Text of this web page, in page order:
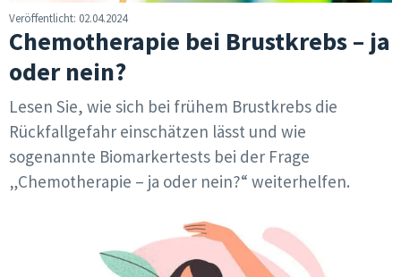
Veröffentlicht: 02.04.2024
Chemotherapie bei Brustkrebs – ja
oder nein?
Lesen Sie, wie sich bei frühem Brustkrebs die
Rückfallgefahr einschätzen lässt und wie
sogenannte Biomarkertests bei der Frage
„Chemotherapie – ja oder nein?“ weiterhelfen.